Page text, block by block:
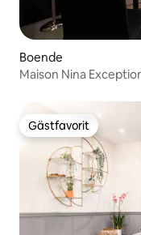
Boende
Maison Nina
Gästfavorit
Gästfavorit